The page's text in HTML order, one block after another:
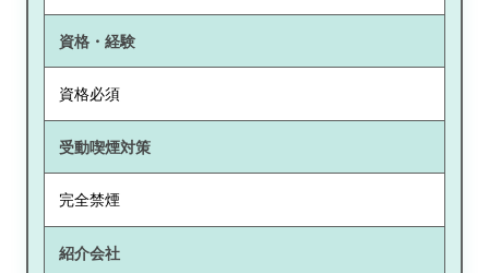
資格・経験
資格必須
受動喫煙対策
完全禁煙
紹介会社